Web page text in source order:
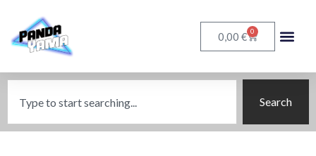
0,00 € 0
Search